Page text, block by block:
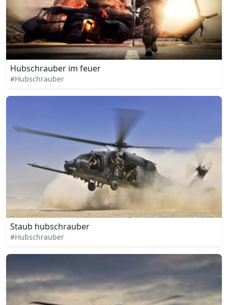
Hubschrauber im feuer
#Hubschrauber
Staub hubschrauber
#Hubschrauber